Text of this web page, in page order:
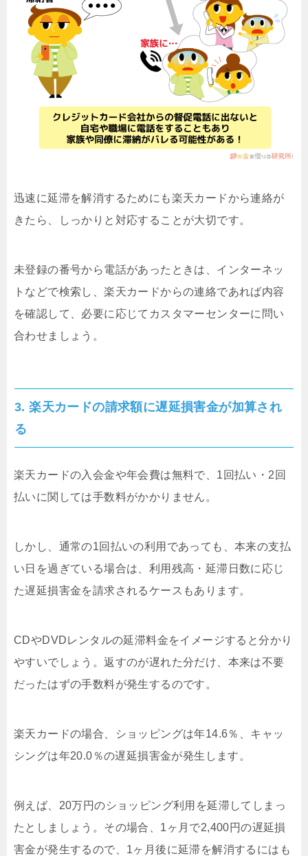
迅速に延滞を解消するためにも楽天カードから連絡が
きたら、しっかりと対応することが大切です。
未登録の番号から電話があったときは、インターネッ
トなどで検索し、楽天カードからの連絡であれば内容
を確認して、必要に応じてカスタマーセンターに問い
合わせましょう。
3. 楽天カードの請求額に遅延損害金が加算され
る
楽天カードの入会金や年会費は無料で、1回払い・2回
払いに関しては手数料がかかりません。
しかし、通常の1回払いの利用であっても、本来の支払
い日を過ぎている場合は、利用残高・延滞日数に応じ
た遅延損害金を請求されるケースもあります。
CDやDVDレンタルの延滞料金をイメージすると分かり
やすいでしょう。返すのが遅れた分だけ、本来は不要
だったはずの手数料が発生するのです。
楽天カードの場合、ショッピングは年14.6％、キャッ
シングは年20.0％の遅延損害金が発生します。
例えば、20万円のショッピング利用を延滞してしまっ
たとしましょう。その場合、1ヶ月で2,400円の遅延損
害金が発生するので、1ヶ月後に延滞を解消するにはも